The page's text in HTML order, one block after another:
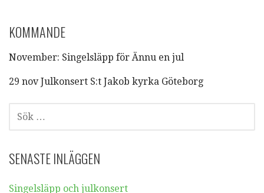
KOMMANDE
November: Singelsläpp för Ännu en jul
29 nov Julkonsert S:t Jakob kyrka Göteborg
SÖK
EFTER:
SENASTE INLÄGGEN
Singelsläpp och julkonsert